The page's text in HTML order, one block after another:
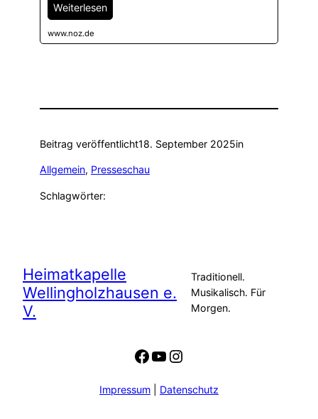
Weiterlesen
www.noz.de
Beitrag veröffentlicht18. September 2025in
Allgemein, Presseschau
Schlagwörter:
Heimatkapelle
Wellingholzhausen e.
V.
Traditionell.
Musikalisch. Für
Morgen.
Facebook
YouTube
Instagram
Impressum Datenschutz